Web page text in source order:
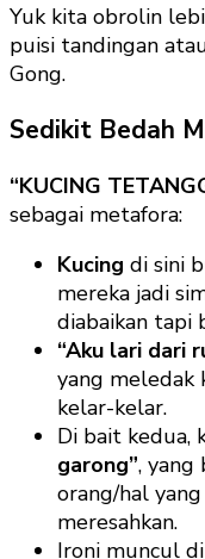
Yuk kita obrolin
puisi tandingan
Gong.
Sedikit Bedah
“KUCING
sebagai metafora:
Kucing di sini
mereka jadi
diabaikan tapi
“Aku lari dari
yang meledak
kelar-kelar.
Di bait kedua,
garong”, yang
orang/hal
meresahkan.
Ironi muncul